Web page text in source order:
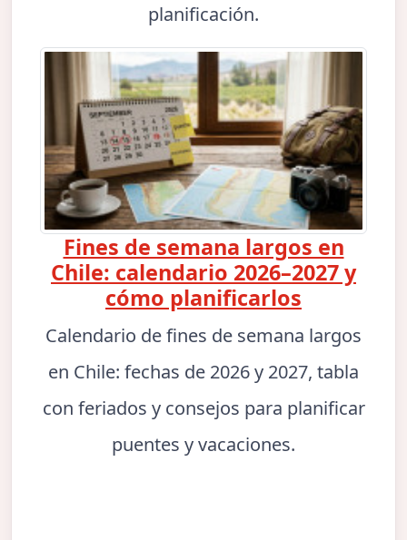
planificación.
Fines de semana largos en
Chile: calendario 2026–2027 y
cómo planificarlos
Calendario de fines de semana largos
en Chile: fechas de 2026 y 2027, tabla
con feriados y consejos para planificar
puentes y vacaciones.